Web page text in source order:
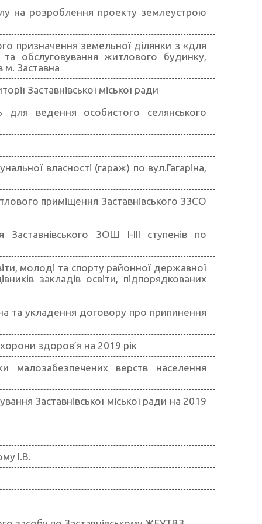
на розроблення проекту землеустрою
призначення земельної ділянки з «для
та обслуговування житлового будинку,
м. Заставна
Заставнівської міської ради
для ведення особистого селянського
власності (гараж) по вул.Гагаріна,
приміщення Заставнівського ЗЗСО
ЗОШ І-ІІІ ступенів по
молоді та спорту районної державної
закладів освіти, підпорядкованих
та укладення договору про припинення
здоров’я на 2019 рік
малозабезпечених верств населення
Заставнівської міської ради на 2019
І.В.